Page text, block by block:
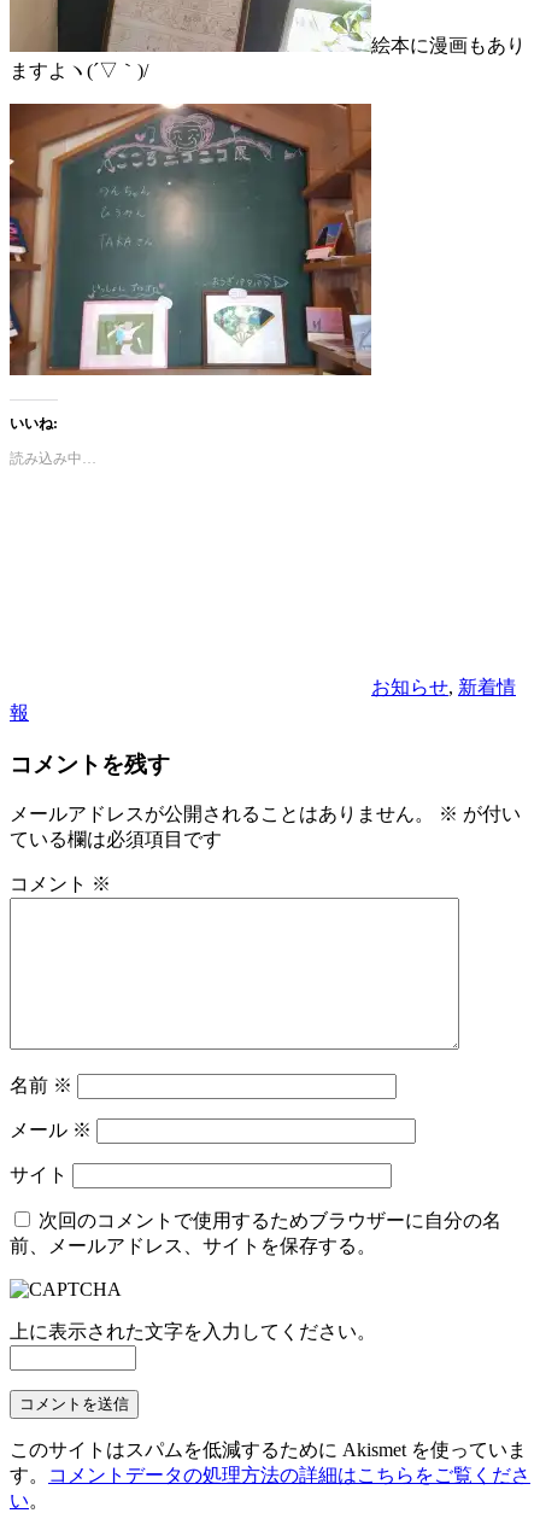
絵本に漫画もあり
ますよヽ(´▽｀)/
いいね:
読み込み中…
お知らせ, 新着情
報
コメントを残す
メールアドレスが公開されることはありません。 ※ が付い
ている欄は必須項目です
コメント ※
名前 ※
メール ※
サイト
次回のコメントで使用するためブラウザーに自分の名
前、メールアドレス、サイトを保存する。
上に表示された文字を入力してください。
このサイトはスパムを低減するために Akismet を使っていま
す。
コメントデータの処理方法の詳細はこちらをご覧くださ
い。